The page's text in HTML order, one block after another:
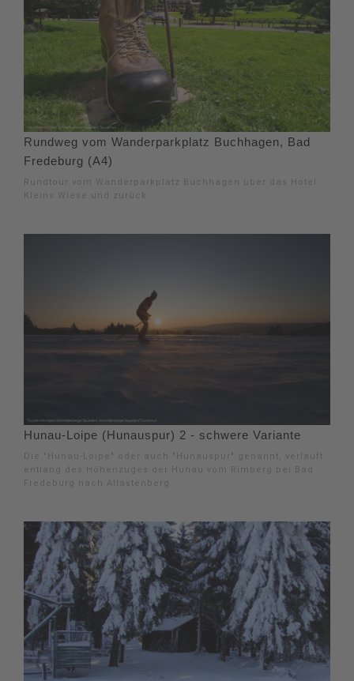
Rundweg vom Wanderparkplatz Buchhagen, Bad
Fredeburg (A4)
Rundtour vom Wanderparkplatz Buchhagen über das Hotel
Kleins Wiese und zurück.
Hunau-Loipe (Hunauspur) 2 - schwere Variante
Die "Hunau-Loipe" oder auch "Hunauspur" genannt, verläuft
entlang des Höhenzuges der Hunau vom Rimberg bei Bad
Fredeburg nach Altastenberg.